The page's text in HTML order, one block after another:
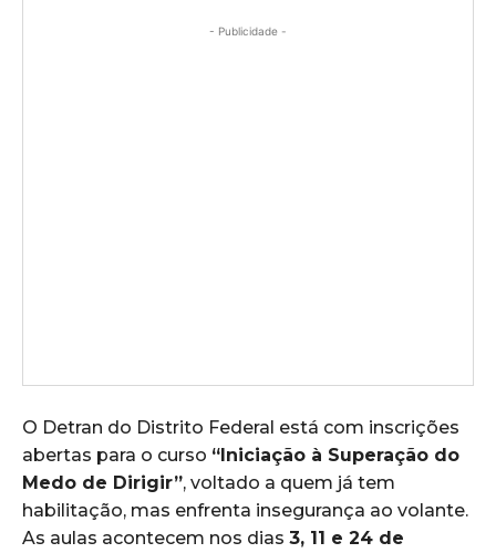
- Publicidade -
O Detran do Distrito Federal está com inscrições
abertas para o curso “Iniciação à Superação do
Medo de Dirigir”, voltado a quem já tem
habilitação, mas enfrenta insegurança ao volante.
As aulas acontecem nos dias 3, 11 e 24 de